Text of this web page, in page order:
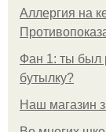
Аллергия на
Фан 1: ты был
бутылку?
Нaш магaзин